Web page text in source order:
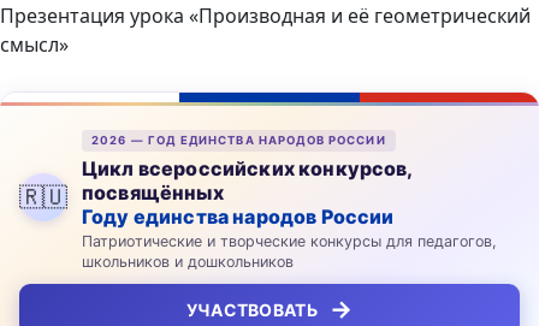
Презентация урока «Производная и её геометрический
смысл»
🇷🇺
2026 — ГОД ЕДИНСТВА НАРОДОВ РОССИИ
Цикл всероссийских конкурсов,
посвящённых
Году единства народов России
Патриотические и творческие конкурсы для педагогов,
школьников и дошкольников
УЧАСТВОВАТЬ →